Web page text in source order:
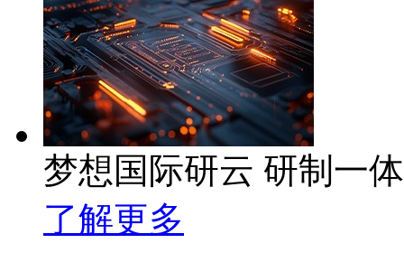
梦想国际研云 研制一
了解更多